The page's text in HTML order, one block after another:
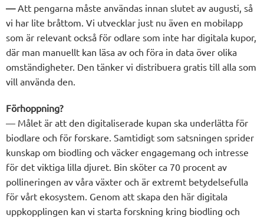
—Att pengarna måste användas innan slutet av augusti, så
vi har lite bråttom. Vi utvecklar just nu även en mobilapp
som är relevant också för odlare som inte har digitala kupor,
där man manuellt kan läsa av och föra in data över olika
omständigheter. Den tänker vi distribuera gratis till alla som
vill använda den.
Förhoppning?
— Målet är att den digitaliserade kupan ska underlätta för
biodlare och för forskare. Samtidigt som satsningen sprider
kunskap om biodling och väcker engagemang och intresse
för det viktiga lilla djuret. Bin sköter ca 70 procent av
pollineringen av våra växter och är extremt betydelsefulla
för vårt ekosystem. Genom att skapa den här digitala
uppkopplingen kan vi starta forskning kring biodling och